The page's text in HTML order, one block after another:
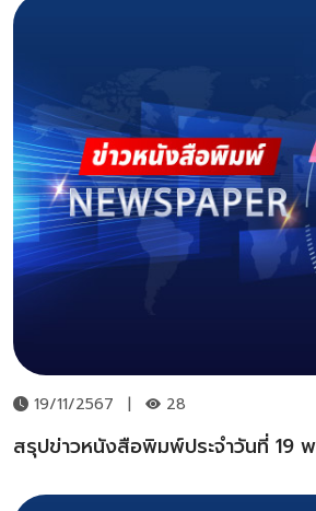
19/11/2567 | 28
สรุปข่าวหนังสือพิมพ์ประจำวันที่ 19